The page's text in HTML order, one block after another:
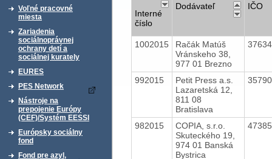
Voľné pracovné
miesta
Zariadenia
sociálnoprávnej
ochrany detí a
sociálnej kurately
EURES
PES Network
Nástroje na
prepojenie Európy
(CEF)/Systém EESSI
Európsky sociálny
fond
Fond pre azyl,
Interné
číslo
Dodávateľ IČO
1002015
Račák Matúš
Vránskeho 38,
977 01 Brezno
992015
Petit Press a.s.
Lazaretská 12,
811 08
Bratislava
982015
COPIA, s.r.o.
Skuteckého 19,
974 01 Banská
Bystrica